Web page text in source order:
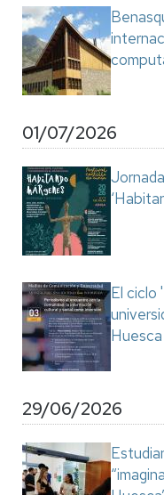
01/07/2026
El ciclo
29/06/2026